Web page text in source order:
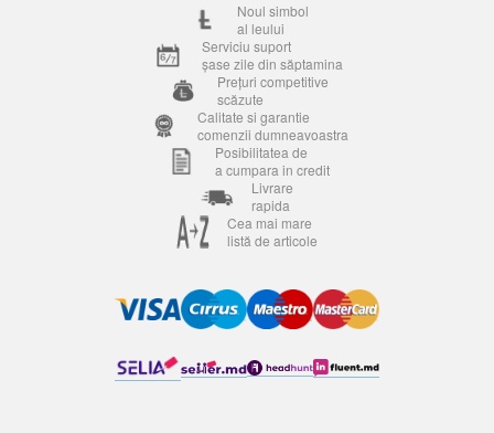
Noul simbol
al leului
Serviciu suport
șase zile din săptamina
Prețuri competitive
scăzute
Calitate si garantie
comenzii dumneavoastra
Posibilitatea de
a cumpara in credit
Livrare
rapida
Cea mai mare
listă de articole